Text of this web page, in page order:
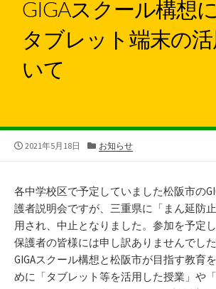
GIGAスクール構想
タブレット端末の
いて
公
2021年5月18日
カ
リ
ー
お知らせ
各中学校区で予定していました松阪市の
護者説明会ですが、三重県に「まん延防
用され、中止となりました。参加を予定
保護者の皆様には申し訳ありませんでし
GIGAスクール構想と松阪市が目指す教育
めに「タブレット等を活用した授業」や